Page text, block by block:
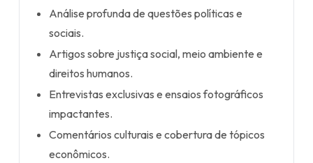
Análise profunda de questões políticas e
sociais.
Artigos sobre justiça social, meio ambiente e
direitos humanos.
Entrevistas exclusivas e ensaios fotográficos
impactantes.
Comentários culturais e cobertura de tópicos
econômicos.